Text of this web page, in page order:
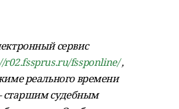
сервис
r02.fssprus.ru/fssponline/,
реального времени
старшим судебным